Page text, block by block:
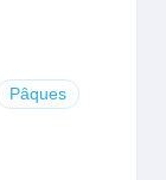
Pâques